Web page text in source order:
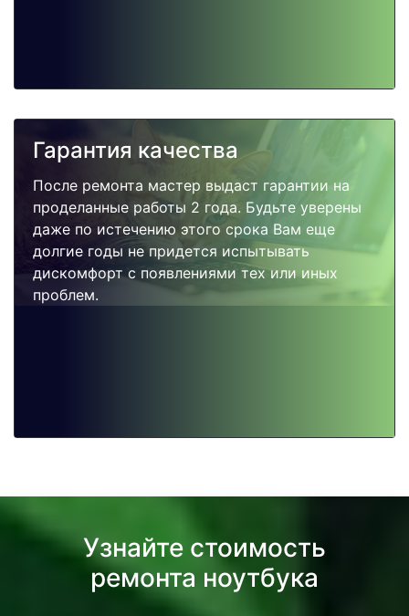
Гарантия качества
После ремонта мастер выдаст гарантии на
проделанные работы 2 года. Будьте уверены
даже по истечению этого срока Вам еще
долгие годы не придется испытывать
дискомфорт с появлениями тех или иных
проблем.
Узнайте стоимость
ремонта ноутбука